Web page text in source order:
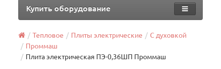
Купить оборудование
Тепловое Плиты электрические
С духовкой
Проммаш
Плита электрическая ПЭ-0,36ШП Проммаш